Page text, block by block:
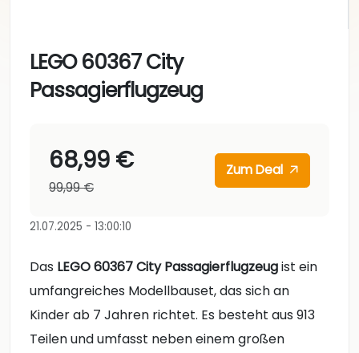
LEGO 60367 City
Passagierflugzeug
68,99 €
99,99 €
Zum Deal
21.07.2025 - 13:00:10
Das LEGO 60367 City Passagierflugzeugist ein
umfangreiches Modellbauset, das sich an
Kinder ab 7 Jahren richtet. Es besteht aus 913
Teilen und umfasst neben einem großen